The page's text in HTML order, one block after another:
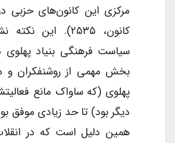
مرکزی این کانون‌های حزبی
کانون، ۲۵۳۵). این
سیاست فرهنگی بنیاد
بخش مهمی از روشنفکران و
پهلوی (که ساواک مانع
دیگر بود) تا حد زیادی موفق
همین دلیل است که در